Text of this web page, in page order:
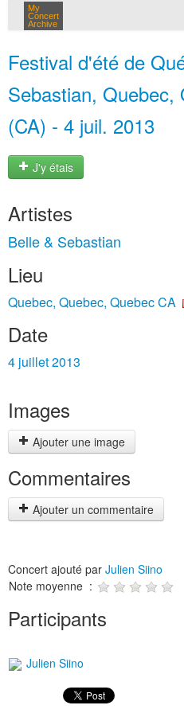
My
Concert
Archive
Festival d'été de
Sebastian, Quebec,
(CA) - 4 juil. 2013
J'y étais
Artistes
Belle & Sebastian
Lieu
Quebec, Quebec, Quebec CA
Date
4 juillet 2013
Images
Ajouter une image
Commentaires
Ajouter un commentaire
Concert ajouté par Julien Siino
Note moyenne :
Participants
Julien Siino